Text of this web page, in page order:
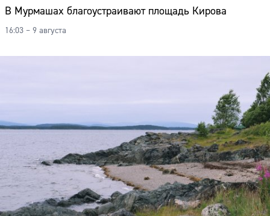
В Мурмашах благоустраивают площадь Кирова
16:03 – 9 августа